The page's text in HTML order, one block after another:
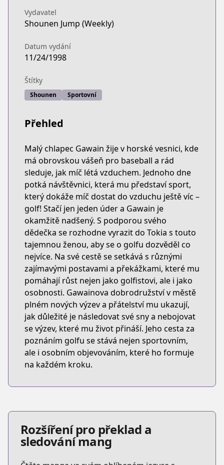
Vydavatel
Shounen Jump (Weekly)
Datum vydání
11/24/1998
Štítky
Shounen Sportovní
Přehled
Malý chlapec Gawain žije v horské vesnici, kde
má obrovskou vášeň pro baseball a rád
sleduje, jak míč létá vzduchem. Jednoho dne
potká návštěvnici, která mu představí sport,
který dokáže míč dostat do vzduchu ještě víc –
golf! Stačí jen jeden úder a Gawain je
okamžitě nadšený. S podporou svého
dědečka se rozhodne vyrazit do Tokia s touto
tajemnou ženou, aby se o golfu dozvěděl co
nejvíce. Na své cestě se setkává s různými
zajímavými postavami a překážkami, které mu
pomáhají růst nejen jako golfistovi, ale i jako
osobnosti. Gawainova dobrodružství v městě
plném nových výzev a přátelství mu ukazují,
jak důležité je následovat své sny a nebojovat
se výzev, které mu život přináší. Jeho cesta za
poznáním golfu se stává nejen sportovním,
ale i osobním objevováním, které ho formuje
na každém kroku.
Rozšíření pro překlad a
sledování mang